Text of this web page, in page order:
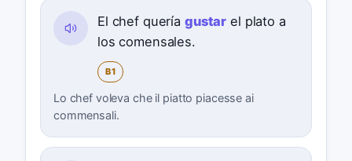
El chef quería gustar el plato a
los comensales.
B1
Lo chef voleva che il piatto piacesse ai
commensali.